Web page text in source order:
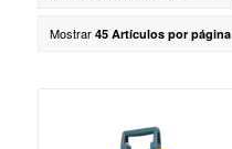
Mostrar 45 Artículos por página